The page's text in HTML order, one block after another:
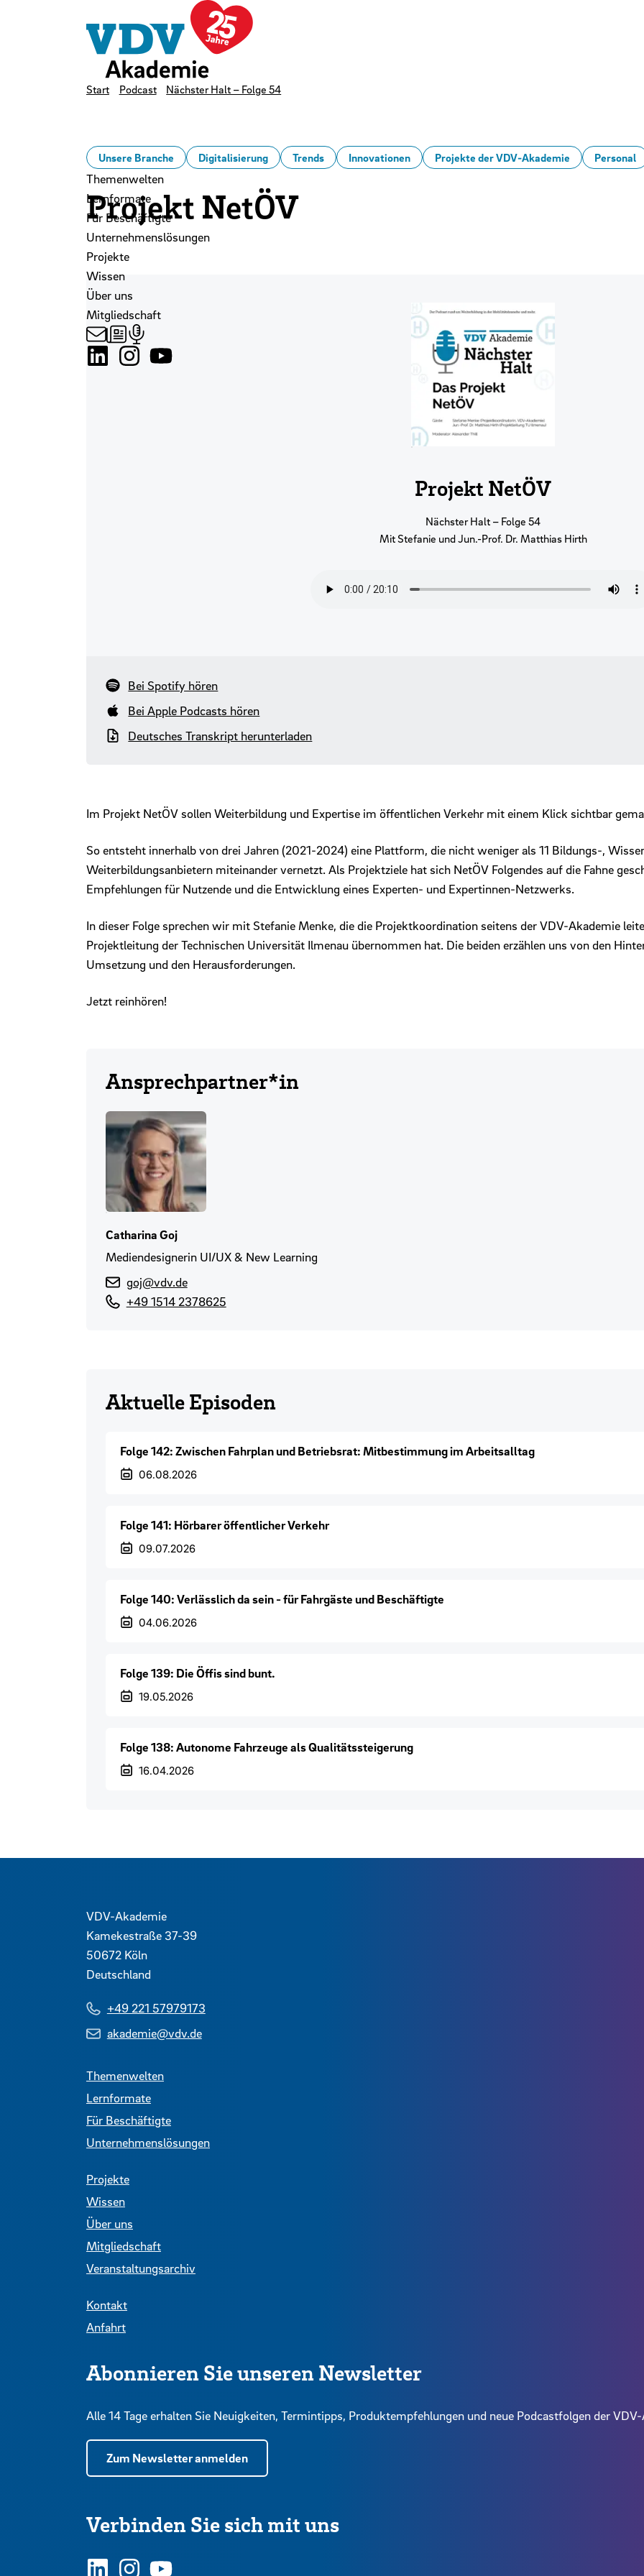
Themenwelten
Lernformate
Für Beschäftigte
Unternehmenslösungen
Projekte
Wissen
Über uns
Mitgliedschaft
Start Podcast Nächster Halt – Folge 54
Unsere Branche Digitalisierung Trends Innovationen Projekte der VDV-Akademie Personal
Projekt NetÖV
Projekt NetÖV
Nächster Halt – Folge 54
Mit Stefanie und Jun.-Prof. Dr. Matthias Hirth
Bei Spotify hören
Bei Apple Podcasts hören
Deutsches Transkript herunterladen
Im Projekt NetÖV sollen Weiterbildung und Expertise im öffentlichen Verkehr mit einem Klick sichtbar
So entsteht innerhalb von drei Jahren (2021-2024) eine Plattform, die nicht weniger als 11 Bildungs-,
Weiterbildungsanbietern miteinander vernetzt. Als Projektziele hat sich NetÖV Folgendes auf die Fahne
Empfehlungen für Nutzende und die Entwicklung eines Experten- und Expertinnen-Netzwerks.
In dieser Folge sprechen wir mit Stefanie Menke, die die Projektkoordination seitens der VDV-Akademie
Projektleitung der Technischen Universität Ilmenau übernommen hat. Die beiden erzählen uns von den
Umsetzung und den Herausforderungen.
Jetzt reinhören!
Ansprechpartner*in
Catharina Goj
Mediendesignerin UI/UX & New Learning
goj@vdv.de
+49 1514 2378625
Aktuelle Episoden
Folge 142: Zwischen Fahrplan und Betriebsrat: Mitbestimmung im Arbeitsalltag
Veröffentlichungsdatum
06.08.2026
Folge 141: Hörbarer öffentlicher Verkehr
Veröffentlichungsdatum
09.07.2026
Folge 140: Verlässlich da sein - für Fahrgäste und Beschäftigte
Veröffentlichungsdatum
04.06.2026
Folge 139: Die Öffis sind bunt.
Veröffentlichungsdatum
19.05.2026
Folge 138: Autonome Fahrzeuge als Qualitätssteigerung
Veröffentlichungsdatum
16.04.2026
Kontaktdaten und weitere Links
VDV-Akademie
Kamekestraße 37-39
50672 Köln
Deutschland
+49 221 57979173
akademie@vdv.de
Abonnieren Sie unseren Newsletter
Alle 14 Tage erhalten Sie Neuigkeiten, Termintipps, Produktempfehlungen und neue Podcastfolgen der
Zum Newsletter anmelden
Verbinden Sie sich mit uns
LinkedInInstagram
YouTube
Themenwelten
Lernformate
Für Beschäftigte
Unternehmenslösungen
Projekte
Wissen
Über uns
Mitgliedschaft
Veranstaltungsarchiv
Kontakt
Anfahrt